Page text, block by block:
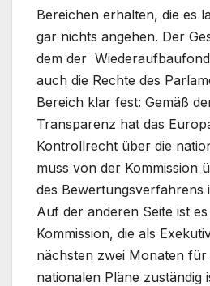
Bereichen erhalten, die es
gar nichts angehen. Der
dem der
auch die Rechte des
Bereich klar fest: Gemäß
Transparenz hat das
Kontrollrecht über die
muss von der Kommission
des Bewertungsverfahrens
Auf der anderen Seite ist
Kommission, die als
nächsten zwei Monaten
nationalen Pläne zuständig